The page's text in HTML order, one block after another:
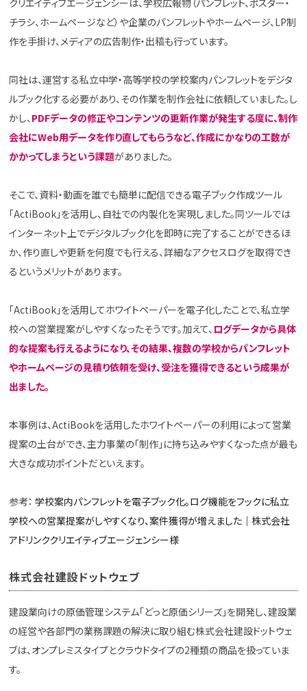
チラシ、ホームページなど）や企業のパンフレットやホームページ、LP制
作を手掛け、メディアの広告制作・出稿も行っています。
同社は、運営する私立中学・高等学校の学校案内パンフレットをデジタ
ルブック化する必要があり、その作業を制作会社に依頼していました。し
かし、 PDFデータの修正やコンテンツの更新作業が発生する度に、制作
会社にWeb用データを作り直してもらうなど、作成にかなりの工数が
かかってしまうという課題がありました。
そこで、資料・動画を誰でも簡単に配信できる電子ブック作成ツール
「ActiBook」を活用し、自社での内製化を実現しました。同ツールでは
インターネット上でデジタルブック化を即時に完了することができるほ
か、作り直しや更新を何度でも行える、詳細なアクセスログを取得でき
るというメリットがあります。
「ActiBook」を活用してホワイトペーパーを電子化したことで、私立学
校への営業提案がしやすくなったそうです。加えて、 ログデータから具体
的な提案も行えるようになり、その結果、複数の学校からパンフレット
やホームページの見積り依頼を受け、受注を獲得できるという成果が
出ました。
本事例は、ActiBookを活用したホワイトペーパーの利用によって営業
提案の土台ができ、主力事業の「制作」に持ち込みやすくなった点が最も
大きな成功ポイントだといえます。
参考：学校案内パンフレットを電子ブック化。ログ機能をフックに私立
学校への営業提案がしやすくなり、案件獲得が増えました｜株式会社
アドリンククリエイティブエージェンシー様
株式会社建設ドットウェブ
建設業向けの原価管理システム「どっと原価シリーズ」を開発し、建設業
の経営や各部門の業務課題の解決に取り組む株式会社建設ドットウェ
ブは、オンプレミスタイプとクラウドタイプの2種類の商品を扱っていま
す。